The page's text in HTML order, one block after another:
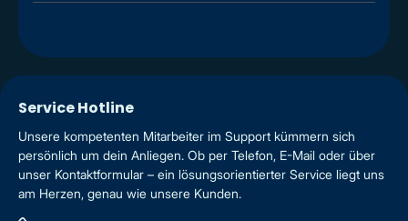
Service Hotline
Unsere kompetenten Mitarbeiter im Support kümmern sich
persönlich um dein Anliegen. Ob per Telefon, E-Mail oder über
unser Kontaktformular – ein lösungsorientierter Service liegt uns
am Herzen, genau wie unsere Kunden.